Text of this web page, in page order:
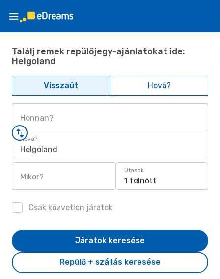
Találj remek repülőjegy-ajánlatokat ide:
Helgoland
Visszaút Hová?
Honnan?
Hová?
Helgoland
Mikor?
Utasok
1 felnőtt
Csak közvetlen járatok
Repülő + szállás keresése
Járatok keresése